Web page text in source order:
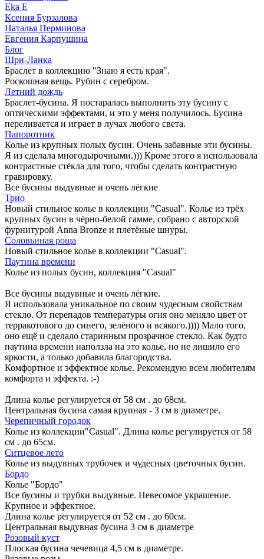
Eka E
Ксения Бурзалова
Наталья Перминова
Евгения Карпушина
Блог
Шри-Ланка
Браслет в коллекцию "Знаю я есть края".
Роскошная вещь. Рубин с серебром.
Летний дождь
Браслет-бусина. Я постаралась выполнить эту бусину с
оптическими эффектами, и это у меня получилось. Бусина
переливается и играет в лучах любого света.
Папоротник
Колье из крупных полых бусин. Очень забавные эти бусины.
Я из сделала многодырочными.))) Кроме этого я использовала
контрастные стёкла для того, чтобы сделать контрастную
гравировку.
Все бусины выдувные и очень лёгкие
Трио
Новый стильное колье в коллекции "Casual". Колье из трёх
крупных бусин в чёрно-белой гамме, собрано с авторской
фурнитурой Anna Bronze и плетёные шнуры.
Соловьиная роща
Новый стильное колье в коллекции "Casual".
Паутина времени
Колье из полых бусин, коллекция "Casual"
Все бусины выдувные и очень лёгкие.
Я использовала уникальное по своим чудесным свойствам
стекло. От перепадов температуры огня оно меняло цвет от
терракотового до синего, зелёного и всякого.)))) Мало того,
оно ещё и сделало старинным прозрачное стекло. Как будто
паутина времени наползла на это колье, но не лишило его
яркости, а только добавила благородства.
Комфортное и эффектное колье. Рекомендую всем любителям
комфорта и эффекта. :-)
Длина колье регулируется от 58 см . до 68см.
Центральная бусина самая крупная - 3 см в диаметре.
Черепичный городок
Колье из коллекции"Casual". Длина колье регулируется от 58
см . до 65см.
Ситцевое лето
Колье из выдувных трубочек и чудесных цветочных бусин.
Бордо
Колье "Бордо"
Все бусины и трубки выдувные. Невесомое украшение.
Крупное и эффектное.
Длина колье регулируется от 52 см . до 60см.
Центральная выдувная бусина 3 см в диаметре
Розовый куст
Плоская бусина чечевица 4,5 см в диаметре.